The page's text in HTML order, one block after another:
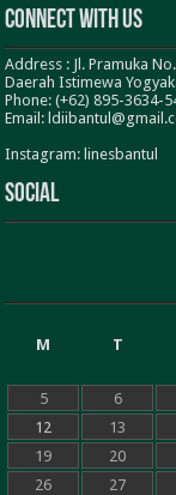
Connect With Us
Address : Jl. Pramuka
Daerah Istimewa
Phone: (+62) 895-3634-
Email:
Instagram: linesbantul
Social
M
T
5
6
12
13
19
20
26
27